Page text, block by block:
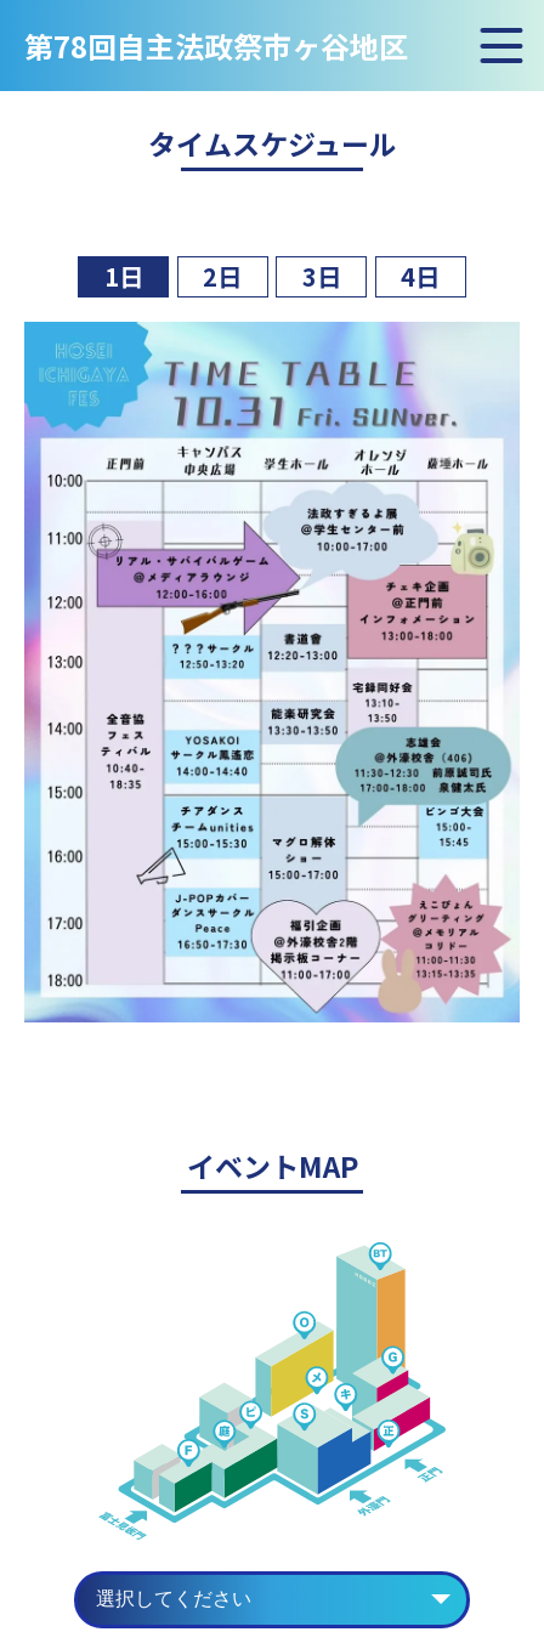
第78回自主法政祭市ヶ谷地区
タイムスケジュール
1日 2日 3日 4日
イベントMAP